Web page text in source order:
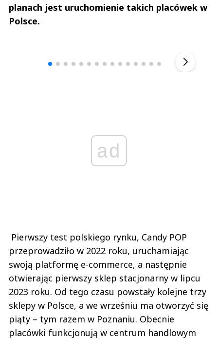
planach jest uruchomienie takich placówek w
Polsce.
ad
Pierwszy test polskiego rynku, Candy POP
przeprowadziło w 2022 roku, uruchamiając
swoją platformę e-commerce, a następnie
otwierając pierwszy sklep stacjonarny w lipcu
2023 roku. Od tego czasu powstały kolejne trzy
sklepy w Polsce, a we wrześniu ma otworzyć się
piąty – tym razem w Poznaniu. Obecnie
placówki funkcjonują w centrum handlowym